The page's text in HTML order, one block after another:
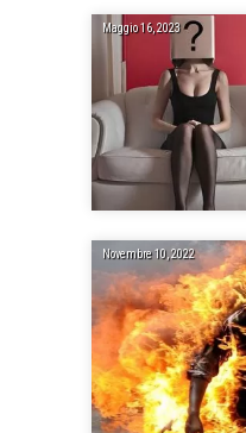
Maggio 16, 2023
Novembre 10, 2022